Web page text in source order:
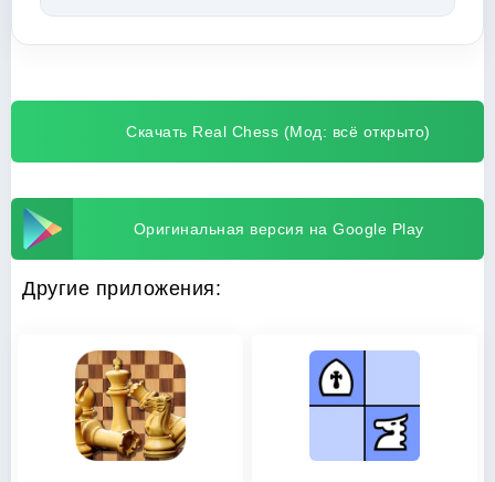
Скачать Real Chess (Мод: всё открыто)
Оригинальная версия на Google Play
Другие приложения: